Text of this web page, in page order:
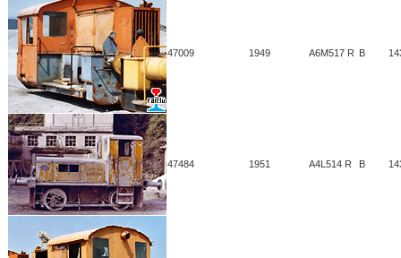
47009 1949 A6M517 R B
47484 1951 A4L514 R B